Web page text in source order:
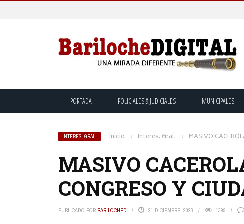
PORTADA POLICIALES & JUDICIALES MUNICIPALES
INTERES. GRAL. Inicio › Interes. Gral. › MASIVO
MASIVO
CONGRESO Y
PUBLICADO POR BARILOCHED 21 DICIEMBRE, 2023 1399